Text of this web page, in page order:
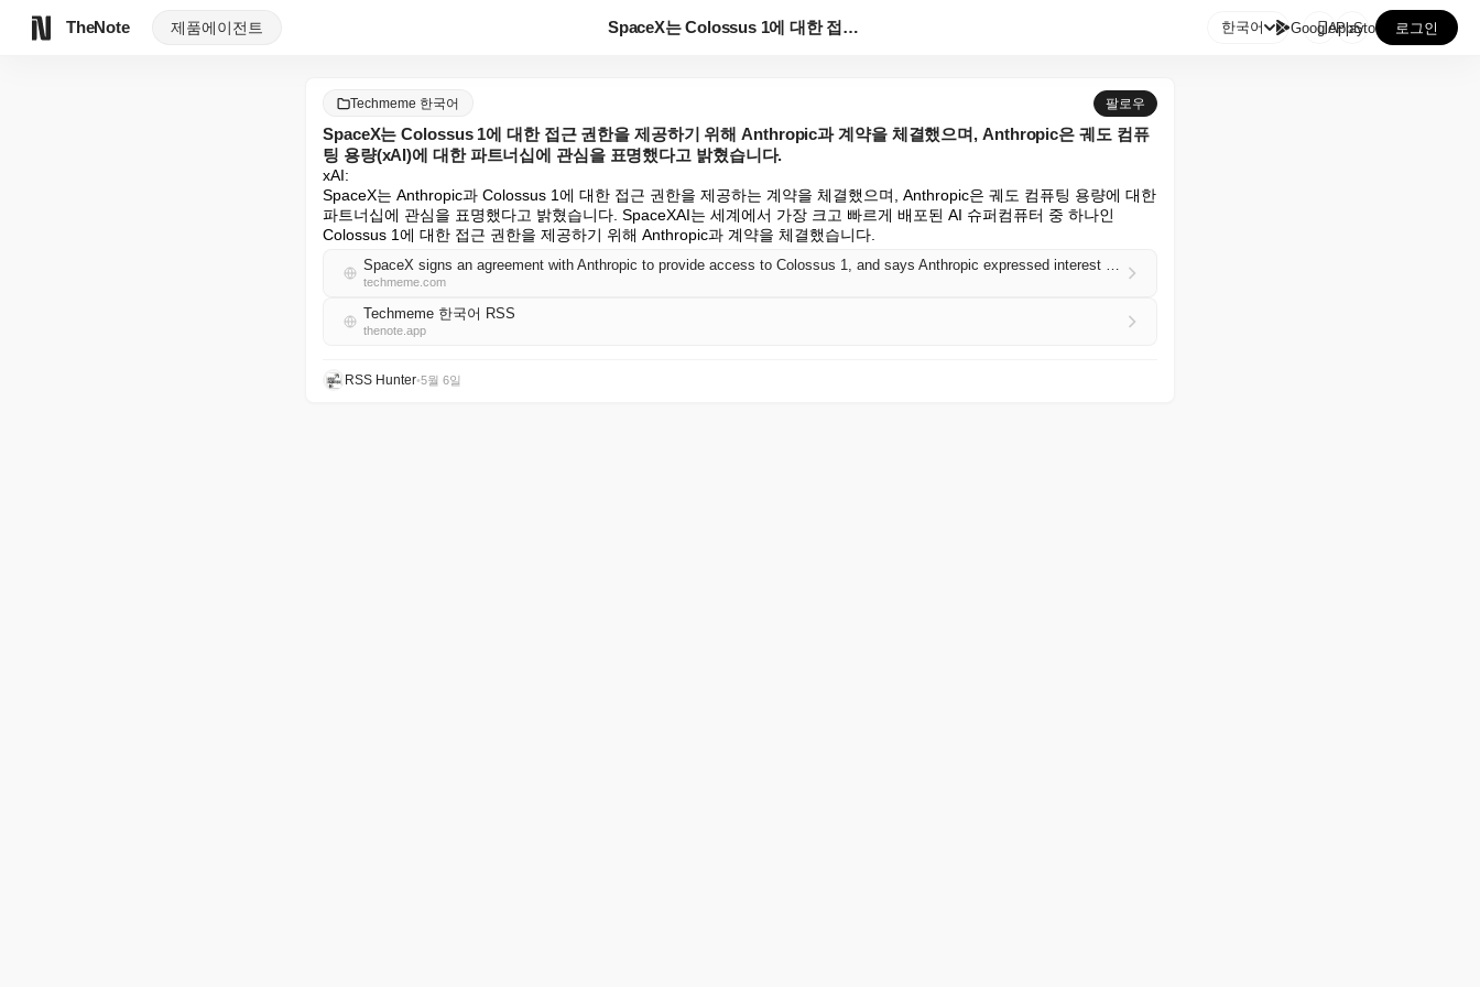
TheNote 제품에이전트 SpaceX는 Colossus 1에 대한 접근 권한을 ... 한국어 GooglePlay
AppStore 로그인
Techmeme 한국어 팔로우
SpaceX는 Colossus 1에 대한 접근 권한을 제공하기 위해 Anthropic과 계약을 체결했으며, Anthropic은 궤도 컴퓨
팅 용량(xAI)에 대한 파트너십에 관심을 표명했다고 밝혔습니다.
xAI:
SpaceX는 Anthropic과 Colossus 1에 대한 접근 권한을 제공하는 계약을 체결했으며, Anthropic은 궤도 컴퓨팅 용량에 대한
파트너십에 관심을 표명했다고 밝혔습니다. SpaceXAI는 세계에서 가장 크고 빠르게 배포된 AI 슈퍼컴퓨터 중 하나인
Colossus 1에 대한 접근 권한을 제공하기 위해 Anthropic과 계약을 체결했습니다.
SpaceX signs an agreement with Anthropic to provide access to Colossus 1, and says Anthropic expressed interest in partnering for orbital compute capacity (xAI)
techmeme.com
Techmeme 한국어 RSS
thenote.app
RSS Hunter•5월 6일